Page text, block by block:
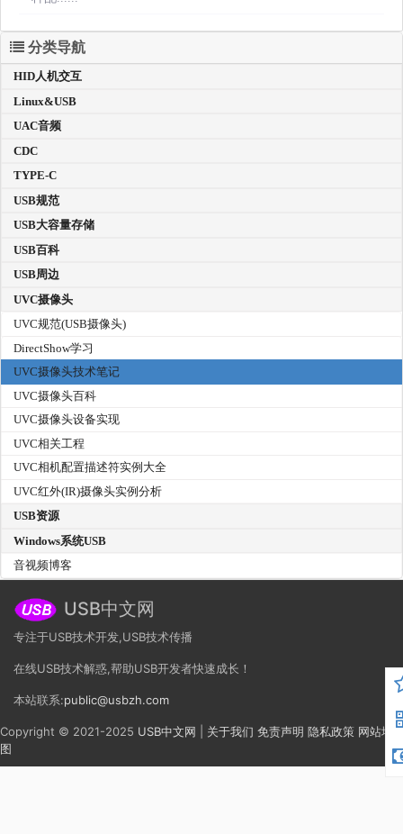
分类导航
HID人机交互
Linux&USB
UAC音频
CDC
TYPE-C
USB规范
USB大容量存储
USB百科
USB周边
UVC摄像头
UVC规范(USB摄像头)
DirectShow学习
UVC摄像头技术笔记
UVC摄像头百科
UVC摄像头设备实现
UVC相关工程
UVC相机配置描述符实例大全
UVC红外(IR)摄像头实例分析
USB资源
Windows系统USB
音视频博客
USB中文网
专注于USB技术开发,USB技术传播
在线USB技术解惑,帮助USB开发者快速成长！
本站联系:public@usbzh.com
Copyright © 2021-2025 USB中文网 关于我们 免责声明 隐私政策 网站地
图